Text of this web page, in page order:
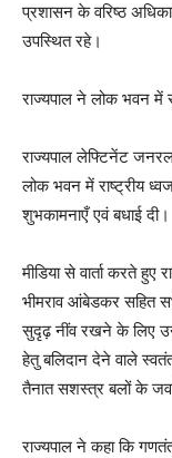
प्रशासन के वरिष्ठ
उपस्थित रहे।
राज्यपाल ने लोक भवन में
राज्यपाल लेफ्टिनेंट
लोक भवन में राष्ट्रीय
शुभकामनाएँ एवं बधाई दी।
मीडिया से वार्ता करते हुए
भीमराव आंबेडकर सहित
सुदृढ़ नींव रखने के लिए
हेतु बलिदान देने वाले
तैनात सशस्त्र बलों के
राज्यपाल ने कहा कि